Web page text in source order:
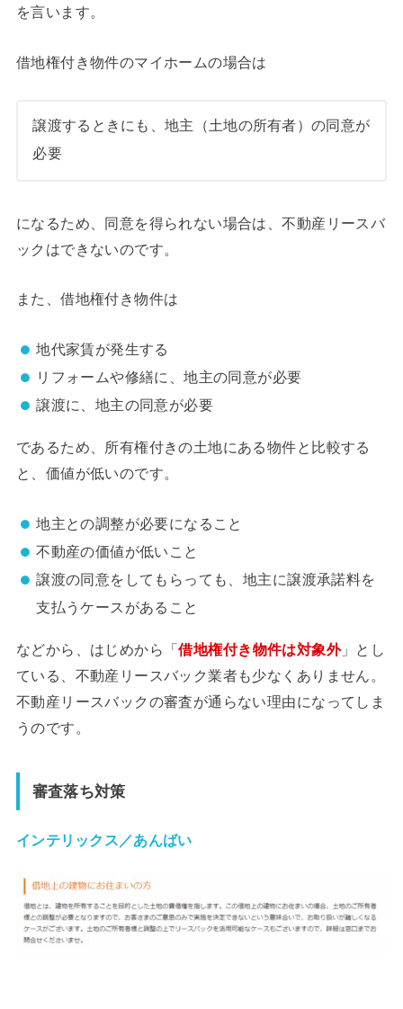
を言います。
借地権付き物件のマイホームの場合は
譲渡するときにも、地主（土地の所有者）の同意が
必要
になるため、同意を得られない場合は、不動産リースバ
ックはできないのです。
また、借地権付き物件は
地代家賃が発生する
リフォームや修繕に、地主の同意が必要
譲渡に、地主の同意が必要
であるため、所有権付きの土地にある物件と比較する
と、価値が低いのです。
地主との調整が必要になること
不動産の価値が低いこと
譲渡の同意をしてもらっても、地主に譲渡承諾料を
支払うケースがあること
などから、はじめから「借地権付き物件は対象外」とし
ている、不動産リースバック業者も少なくありません。
不動産リースバックの審査が通らない理由になってしま
うのです。
審査落ち対策
インテリックス／あんばい